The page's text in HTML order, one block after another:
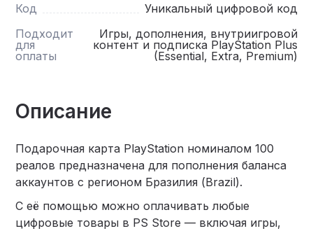
Код
Уникальный цифровой код
Подходит
для
оплаты
Игры, дополнения, внутриигровой
контент и подписка PlayStation Plus
(Essential, Extra, Premium)
Описание
Подарочная карта PlayStation номиналом 100
реалов предназначена для пополнения баланса
аккаунтов с регионом Бразилия (Brazil).
С её помощью можно оплачивать любые
цифровые товары в PS Store — включая игры,